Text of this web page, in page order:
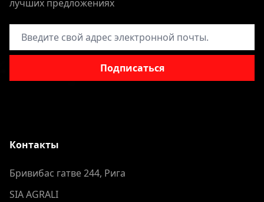
лучших предложениях
Адрес электронной почты
Подписаться
Контакты
Бривибас гатве 244, Рига
SIA AGRALI